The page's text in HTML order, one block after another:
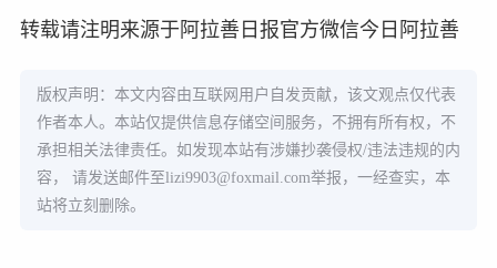
转载请注明来源于阿拉善日报官方微信今日阿拉善
版权声明：本文内容由互联网用户自发贡献，该文观点仅代表
作者本人。本站仅提供信息存储空间服务，不拥有所有权，不
承担相关法律责任。如发现本站有涉嫌抄袭侵权/违法违规的内
容， 请发送邮件至lizi9903@foxmail.com举报，一经查实，本
站将立刻删除。